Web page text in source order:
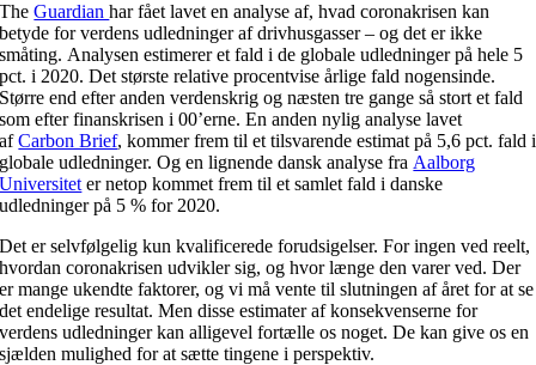
TheGuardianhar fået lavet en analyse af, hvad coronakrisen kan
betyde for verdens udledninger af drivhusgasser – og det er ikke
småting. Analysen estimerer et fald i de globale udledninger på hele 5
pct. i 2020. Det største relative procentvise årlige fald nogensinde.
Større end efter anden verdenskrig og næsten tre gange så stort et fald
som efter finanskrisen i 00’erne. En anden nylig analyse lavet
afCarbon Brief, kommer frem til et tilsvarende estimat på 5,6 pct. fald i
globale udledninger. Og en lignende dansk analyse fra Aalborg
Universitet er netop kommet frem til et samlet fald i danske
udledninger på 5 % for 2020.
Det er selvfølgelig kun kvalificerede forudsigelser. For ingen ved reelt,
hvordan coronakrisen udvikler sig, og hvor længe den varer ved. Der
er mange ukendte faktorer, og vi må vente til slutningen af året for at se
det endelige resultat. Men disse estimater af konsekvenserne for
verdens udledninger kan alligevel fortælle os noget. De kan give os en
sjælden mulighed for at sætte tingene i perspektiv.